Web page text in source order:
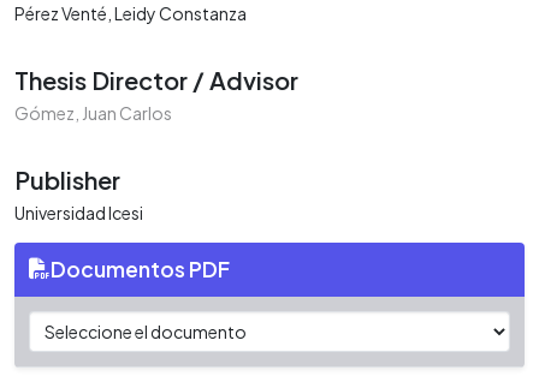
Pérez Venté, Leidy Constanza
Thesis Director / Advisor
Gómez, Juan Carlos
Publisher
Universidad Icesi
Documentos PDF